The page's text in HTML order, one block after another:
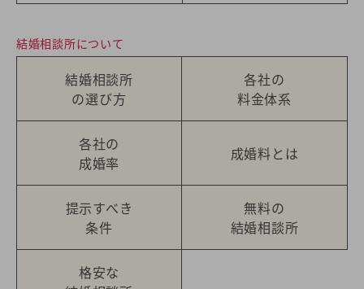
結婚相談所について
結婚相談所
の選び方
各社の
料金体系
各社の
成婚率
成婚料とは
提示すべき
条件
無料の
結婚相談所
格安な